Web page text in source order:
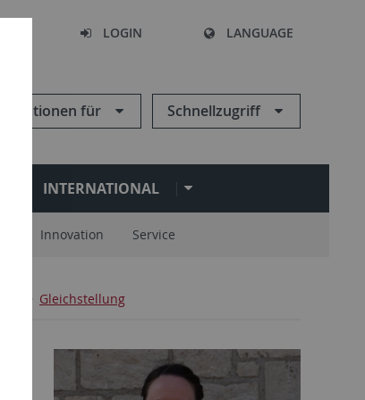
LOGIN LANGUAGE
für Schnellzugriff
INTERNATIONAL
Innovation Service
Gleichstellung